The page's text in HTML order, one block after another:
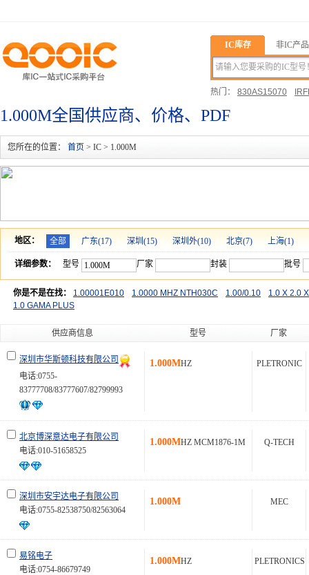
IC库存 非IC产品
热门： 830AS15070
1.000M全国供应商、价格、PDF
您所在的位置： 首页 > IC > 1.000M
地区： 全部 广东(17) 深圳 (15) 深圳外(10) 北京(7) 上海(1)
详细参数： 型号 厂家 封装 批号
你是不是在找： 1.00001E010 1.0000 MHZ NTH030C 1.00/0.10
1.0 X 2.0
1.0 GAMA PLUS
供应商信息 型号 厂家
深圳市华斯顿科技有限公司
电话:0755-
83777708/83777607/82799993
1.000MHZ PLETRONIC
北京博深意达电子有限公司
电话:010-51658525
1.000MHZ MCM1876-1M Q-TECH
深圳市安宇达电子有限公司
电话:0755-82538750/82563064
1.000M MEC
易铭电子
电话:0754-86679749
1.000MHZ PLETRONICS